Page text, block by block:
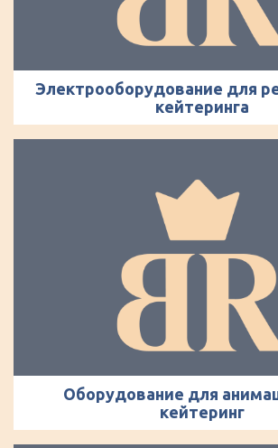
Электрооборудование для
кейтеринга
Оборудование для
кейтеринг